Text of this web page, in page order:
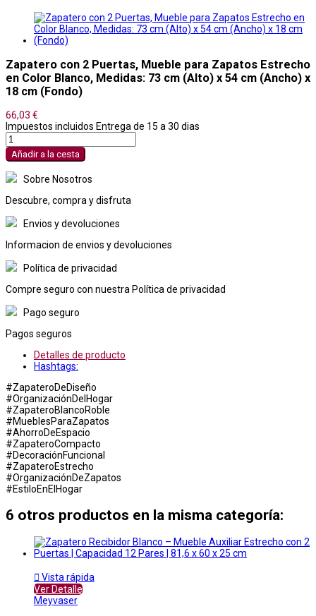
Zapatero con 2 Puertas, Mueble para Zapatos Estrecho
en Color Blanco, Medidas: 73 cm (Alto) x 54 cm (Ancho) x
18 cm (Fondo)
66,03 €
Impuestos incluidos Entrega de 15 a 30 dias
Añadir a la cesta
Sobre Nosotros
Descubre, compra y disfruta
Envios y devoluciones
Informacion de envios y devoluciones
Política de privacidad
Compre seguro con nuestra Política de privacidad
Pago seguro
Pagos seguros
Detalles de producto
Hashtags:
#ZapateroDeDiseño
#OrganizaciónDelHogar
#ZapateroBlancoRoble
#MueblesParaZapatos
#AhorroDeEspacio
#ZapateroCompacto
#DecoraciónFuncional
#ZapateroEstrecho
#OrganizaciónDeZapatos
#EstiloEnElHogar
6 otros productos en la misma categoría:
 Vista rápida
Ver Detalle
Meyvaser